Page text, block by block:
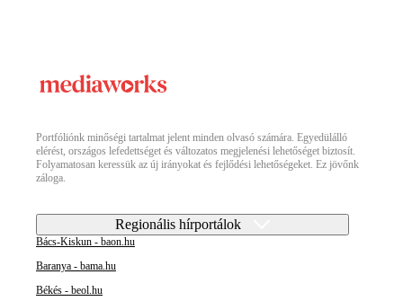
Portfóliónk minőségi tartalmat jelent minden olvasó számára. Egyedülálló
elérést, országos lefedettséget és változatos megjelenési lehetőséget biztosít.
Folyamatosan keressük az új irányokat és fejlődési lehetőségeket. Ez jövőnk
záloga.
Regionális hírportálok
Bács-Kiskun - baon.hu
Baranya - bama.hu
Békés - beol.hu